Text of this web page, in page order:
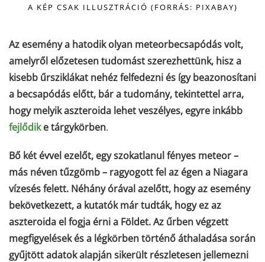
A KÉP CSAK ILLUSZTRÁCIÓ (FORRÁS: PIXABAY)
Az esemény a hatodik olyan meteorbecsapódás volt,
amelyről előzetesen tudomást szerezhettünk, hisz a
kisebb űrsziklákat nehéz felfedezni és így beazonosítani
a becsapódás előtt, bár a tudomány, tekintettel arra,
hogy melyik aszteroida lehet veszélyes, egyre inkább
fejlődike tárgykörben.
Bő két évvel ezelőt, egy szokatlanul fényes meteor –
más néven tűzgömb – ragyogott fel az égen a Niagara
vízesés felett. Néhány órával azelőtt, hogy az esemény
bekövetkezett, a kutatók már tudták, hogy ez az
aszteroida el fogja érni a Földet. Az űrben végzett
megfigyelések és a légkörben történő áthaladása során
gyűjtött adatok alapján sikerült részletesen jellemezni